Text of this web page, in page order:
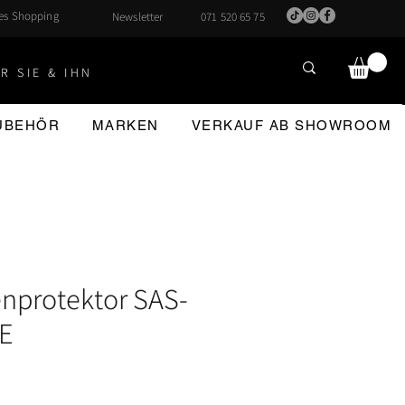
Shopping Newsletter 071 520 65 75
SIE & IHN
MARKEN VERKAUF AB SHOWROOM
SAS-